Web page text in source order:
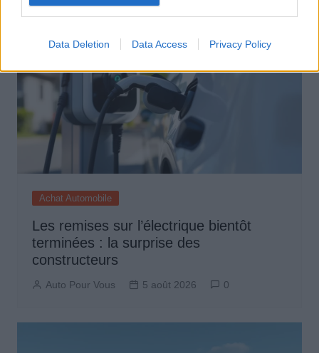
Data Deletion Data Access Privacy Policy
Achat Automobile
Les remises sur l’électrique bientôt
terminées : la surprise des
constructeurs
Auto Pour Vous 5 août 2026 0